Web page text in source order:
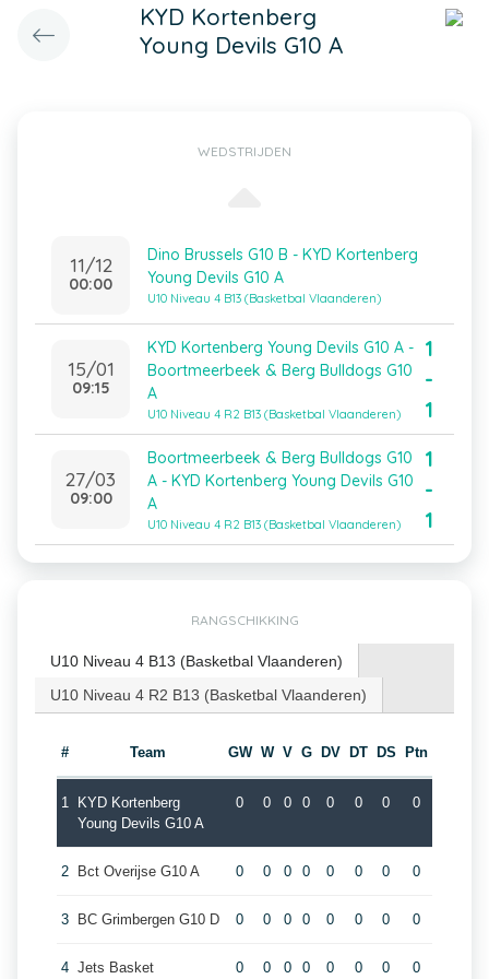
KYD Kortenberg
Young Devils G10 A
WEDSTRIJDEN
11/12
00:00
Dino Brussels G10 B - KYD Kortenberg
Young Devils G10 A
U10 Niveau 4 B13 (Basketbal Vlaanderen)
15/01
09:15
KYD Kortenberg Young Devils G10 A -
Boortmeerbeek & Berg Bulldogs G10
A
U10 Niveau 4 R2 B13 (Basketbal Vlaanderen)
1
-
1
27/03
09:00
Boortmeerbeek & Berg Bulldogs G10
A - KYD Kortenberg Young Devils G10
A
U10 Niveau 4 R2 B13 (Basketbal Vlaanderen)
1
-
1
RANGSCHIKKING
U10 Niveau 4 B13 (Basketbal Vlaanderen)
U10 Niveau 4 R2 B13 (Basketbal Vlaanderen)
# Team GW W V G DV DT DS Ptn
1
KYD Kortenberg
Young Devils G10 A
0 0 0 0 0 0 0 0
2 Bct Overijse G10 A 0 0 0 0 0 0 0 0
3 BC Grimbergen G10 D 0 0 0 0 0 0 0 0
4 Jets Basket 0 0 0 0 0 0 0 0